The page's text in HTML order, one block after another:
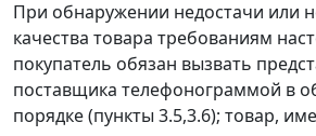
При обнаружении недостачи или
качества товара требованиям
покупатель обязан вызвать
поставщика телефонограммой в
порядке (пункты 3.5,3.6); товар,